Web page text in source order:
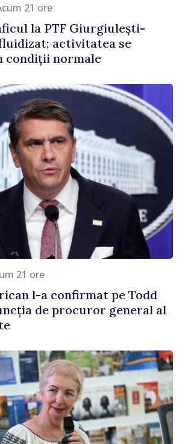
21 ore
la PTF Giurgiulești-
activitatea se
condiții normale
21 ore
l-a confirmat pe Todd
de procuror general al